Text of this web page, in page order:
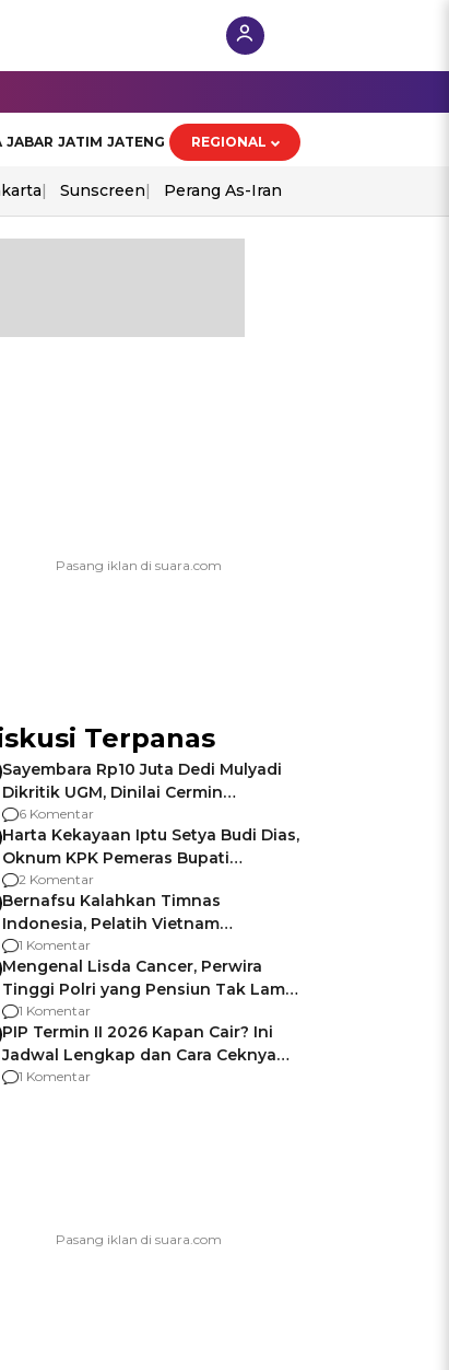
JABAR JATIM JATENG REGIONAL
Sunscreen Perang As-Iran
Terpanas
Sayembara Rp10 Juta Dedi Mulyadi
Dikritik UGM, Dinilai Cermin
Gagalnya Negara Jamin Keamanan
6 Komentar
Harta Kekayaan Iptu Setya Budi Dias,
Oknum KPK Pemeras Bupati
Pemalang
2 Komentar
Bernafsu Kalahkan Timnas
Indonesia, Pelatih Vietnam
Berencana Pakai Jimat di Pakansari
1 Komentar
Mengenal Lisda Cancer, Perwira
Tinggi Polri yang Pensiun Tak Lama
Usai Jadi Brigjen
1 Komentar
PIP Termin II 2026 Kapan Cair? Ini
Jadwal Lengkap dan Cara Ceknya
agar Dana Tidak Hangus!
1 Komentar